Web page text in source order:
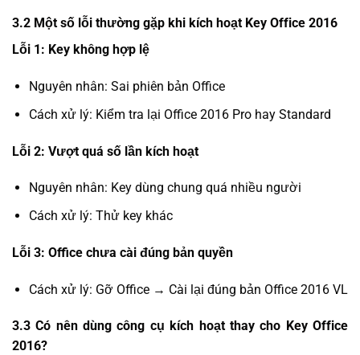
3.2 Một số lỗi thường gặp khi kích hoạt Key Office 2016
Lỗi 1: Key không hợp lệ
Nguyên nhân: Sai phiên bản Office
Cách xử lý: Kiểm tra lại Office 2016 Pro hay Standard
Lỗi 2: Vượt quá số lần kích hoạt
Nguyên nhân: Key dùng chung quá nhiều người
Cách xử lý: Thử key khác
Lỗi 3: Office chưa cài đúng bản quyền
Cách xử lý: Gỡ Office → Cài lại đúng bản Office 2016 VL
3.3 Có nên dùng công cụ kích hoạt thay cho Key Office
2016?